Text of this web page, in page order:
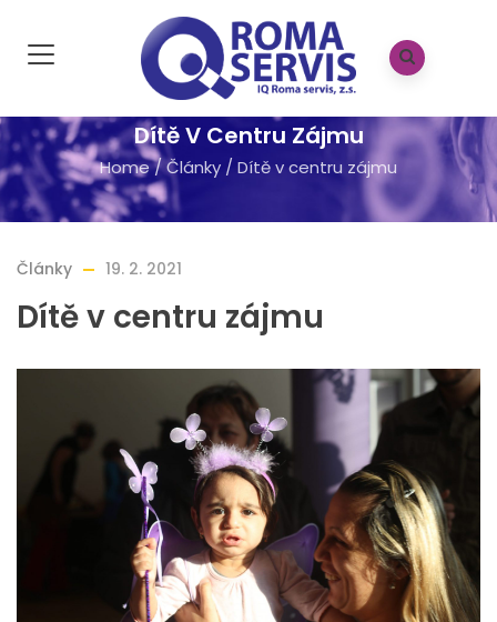
Dítě V Centru Zájmu
Home/Články /Dítě v centru zájmu
Články 19. 2. 2021
Dítě v centru zájmu